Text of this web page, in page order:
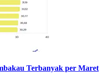
Terbanyak per Maret